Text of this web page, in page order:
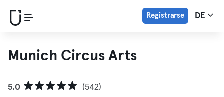
Registrarse DE
Munich Circus Arts
5.0
(542)